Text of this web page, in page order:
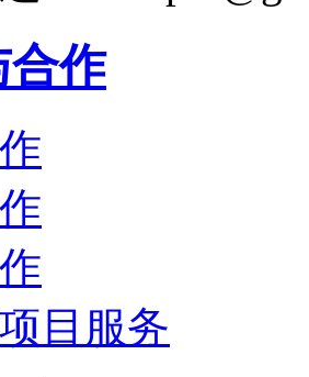
合作
目服务